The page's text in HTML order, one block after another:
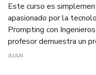
Este curso es
apasionado por la
Prompting con
profesor demuestra un
JUAN